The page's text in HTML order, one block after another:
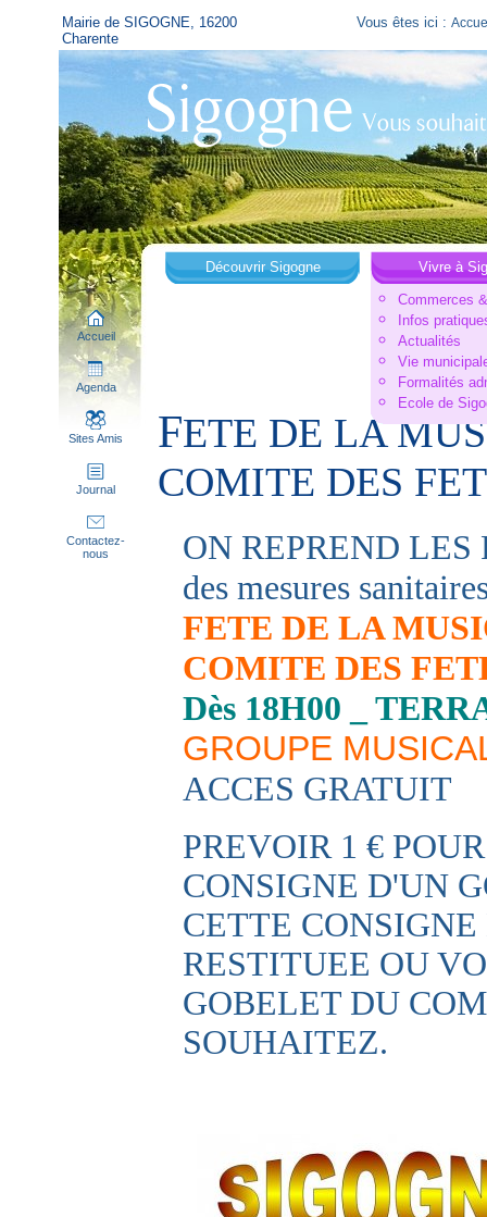
Mairie de SIGOGNE, 16200
Charente
Vous êtes ici :
Accueil
Agenda
Sites Amis
Journal
Contactez-
nous
Découvrir Sigogne
Vivre à
Commerces
Infos
Actualités
Vie
Formalités
Ecole de
FETE DE LA
COMITE DES
ON REPREND LES
des mesures
FETE DE LA
COMITE DES
Dès 18H00 _
GROUPE
ACCES GRATUIT
PREVOIR 1 €
CONSIGNE D'UN
CETTE
RESTITUEE OU
GOBELET DU
SOUHAITEZ.